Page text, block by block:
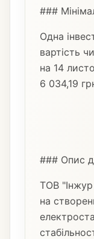
###
Одна
вартість
на 14
6 034,19
### Опис
ТОВ "Інжур
на